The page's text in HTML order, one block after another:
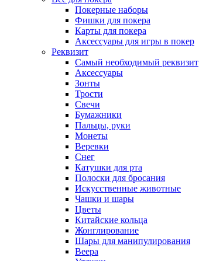
Покерные наборы
Фишки для покера
Карты для покера
Аксессуары для игры в покер
Реквизит
Самый необходимый реквизит
Аксессуары
Зонты
Трости
Свечи
Бумажники
Пальцы, руки
Монеты
Веревки
Снег
Катушки для рта
Полоски для бросания
Искусственные животные
Чашки и шары
Цветы
Китайские кольца
Жонглирование
Шары для манипулирования
Веера